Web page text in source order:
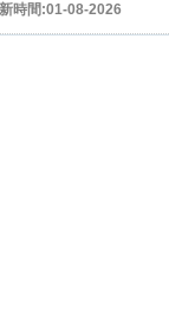
時間:01-08-2026